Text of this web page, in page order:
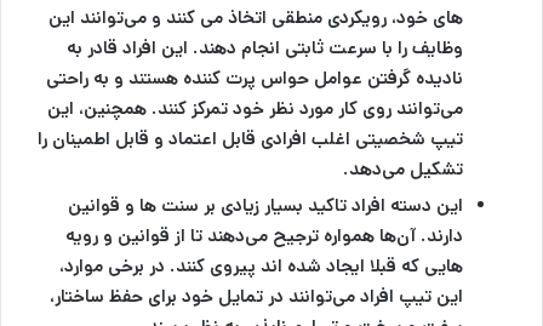
های خود، رویکردی منطقی اتخاذ می کنند و می‌توانند این
وظایف را با سرعت ثابتی انجام دهند. این افراد قادر به
نادیده گرفتن عوامل حواس پرت کننده هستند و به راحتی
می‌توانند روی کار مورد نظر خود تمرکز کنند. همچنین، این
تیپ شخصیتی اغلب افرادی قابل اعتماد و قابل اطمینان را
تشکیل می‌دهد.
این دسته افراد تاکید بسیار زیادی بر سنت ها و قوانين
دارند. آن‌ها همواره ترجیح می‌دهند تا از قوانين و رویه
هایی که قبلا ایجاد شده اند پیروی کنند. در برخی موارد،
این تیپ افراد می‌توانند در تمایل خود برای حفظ ساختار،